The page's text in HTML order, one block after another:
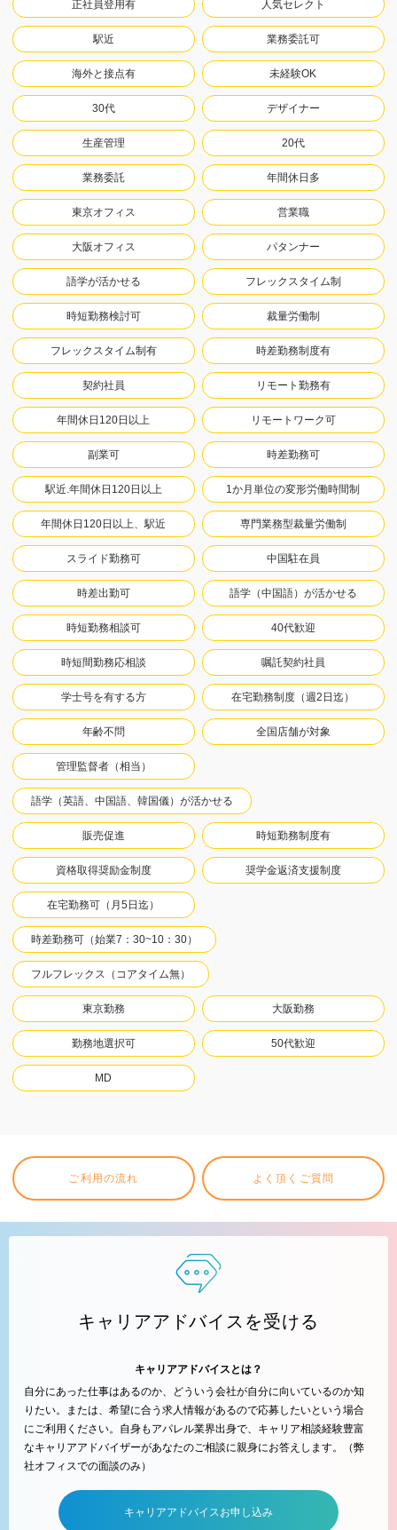
正社員登用有 人気セレクト
駅近 業務委託可
海外と接点有 未経験OK
30代 デザイナー
生産管理 20代
業務委託 年間休日多
東京オフィス 営業職
大阪オフィス パタンナー
語学が活かせる フレックスタイム制
時短勤務検討可 裁量労働制
フレックスタイム制有 時差勤務制度有
契約社員 リモート勤務有
年間休日120日以上 リモートワーク可
副業可 時差勤務可
駅近.年間休日120日以上 1か月単位の変形労働時間制
年間休日120日以上、駅近 専門業務型裁量労働制
スライド勤務可 中国駐在員
時差出勤可 語学（中国語）が活かせる
時短勤務相談可 40代歓迎
時短間勤務応相談 嘱託契約社員
学士号を有する方 在宅勤務制度（週2日迄）
年齢不問 全国店舗が対象
管理監督者（相当）
語学（英語、中国語、韓国儀）が活かせる
販売促進 時短勤務制度有
資格取得奨励金制度 奨学金返済支援制度
在宅勤務可（月5日迄）
時差勤務可（始業7：30~10：30）
フルフレックス（コアタイム無）
東京勤務 大阪勤務
勤務地選択可 50代歓迎
MD
ご利用の流れ よく頂くご質問
キャリアアドバイスを受ける
キャリアアドバイスとは？
自分にあった仕事はあるのか、どういう会社が自分に向いているのか知
りたい。または、希望に合う求人情報があるので応募したいという場合
にご利用ください。自身もアパレル業界出身で、キャリア相談経験豊富
なキャリアアドバイザーがあなたのご相談に親身にお答えします。（弊
社オフィスでの面談のみ）
キャリアアドバイスお申し込み